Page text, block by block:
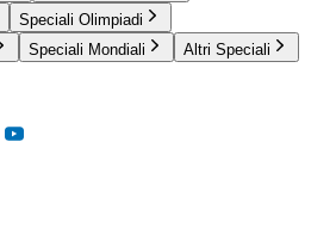
Speciali Olimpiadi
Speciali Mondiali Altri Speciali